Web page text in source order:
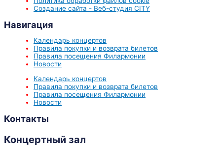
Создание сайта - Веб-студия CITY
Навигация
Календарь концертов
Правила покупки и возврата билетов
Правила посещения Филармонии
Новости
Календарь концертов
Правила покупки и возврата билетов
Правила посещения Филармонии
Новости
Контакты
Концертный зал